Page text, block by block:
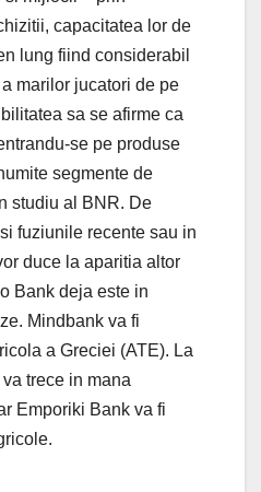
capacitatea lor de
lung fiind considerabil
marilor jucatori de pe
sa se afirme ca
se pe produse
segmente de
studiu al BNR. De
fuziunile recente sau in
duce la aparitia altor
Bank deja este in
Mindbank va fi
a Greciei (ATE). La
trece in mana
Emporiki Bank va fi